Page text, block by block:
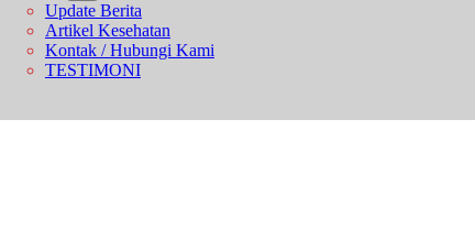
Update Berita
Artikel Kesehatan
Kontak / Hubungi Kami
TESTIMONI